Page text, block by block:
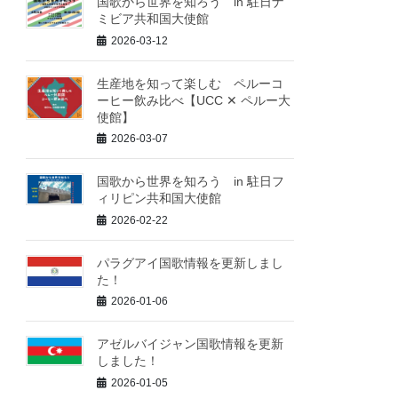
ミビア共和国大使館
2026-03-12
生産地を知って楽しむ ペルーコ
ーヒー飲み比べ【UCC ✕ ペルー大
使館】
2026-03-07
国歌から世界を知ろう in 駐日フ
ィリピン共和国大使館
2026-02-22
パラグアイ国歌情報を更新しまし
た！
2026-01-06
アゼルバイジャン国歌情報を更新
しました！
2026-01-05